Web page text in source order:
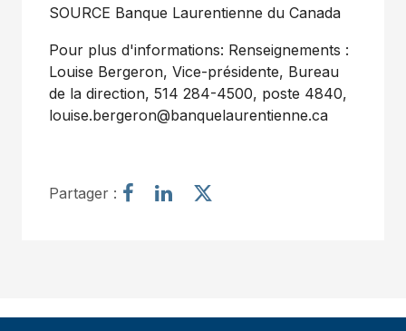
SOURCE Banque Laurentienne du Canada
Pour plus d'informations: Renseignements :
Louise Bergeron, Vice-présidente, Bureau
de la direction, 514 284-4500, poste 4840,
louise.bergeron@banquelaurentienne.ca
Partager :
e
P
e
e